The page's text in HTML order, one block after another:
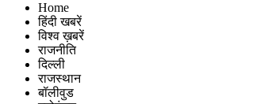
Home
हिंदी खबरें
विश्व ख़बरें
राजनीति
दिल्ली
राजस्थान
बॉलीवुड